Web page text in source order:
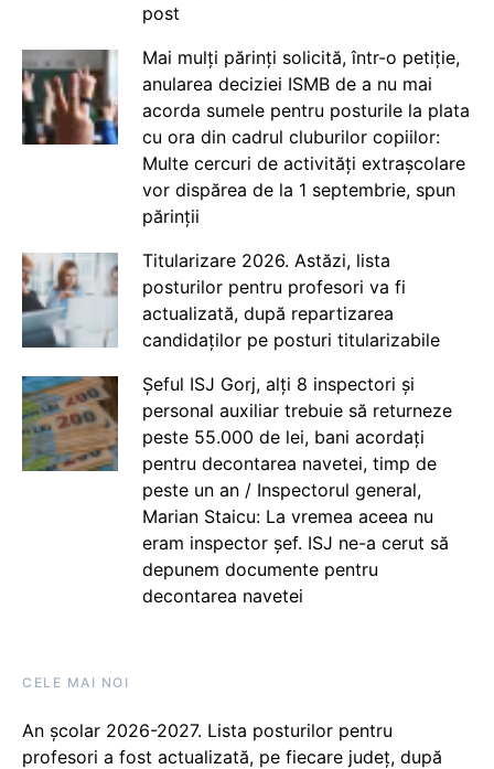
post
Mai mulți părinți solicită, într-o petiție,
anularea deciziei ISMB de a nu mai
acorda sumele pentru posturile la plata
cu ora din cadrul cluburilor copiilor:
Multe cercuri de activități extrașcolare
vor dispărea de la 1 septembrie, spun
părinții
Titularizare 2026. Astăzi, lista
posturilor pentru profesori va fi
actualizată, după repartizarea
candidaților pe posturi titularizabile
Șeful ISJ Gorj, alți 8 inspectori și
personal auxiliar trebuie să returneze
peste 55.000 de lei, bani acordați
pentru decontarea navetei, timp de
peste un an / Inspectorul general,
Marian Staicu: La vremea aceea nu
eram inspector șef. ISJ ne-a cerut să
depunem documente pentru
decontarea navetei
CELE MAI NOI
An școlar 2026-2027. Lista posturilor pentru
profesori a fost actualizată, pe fiecare județ, după